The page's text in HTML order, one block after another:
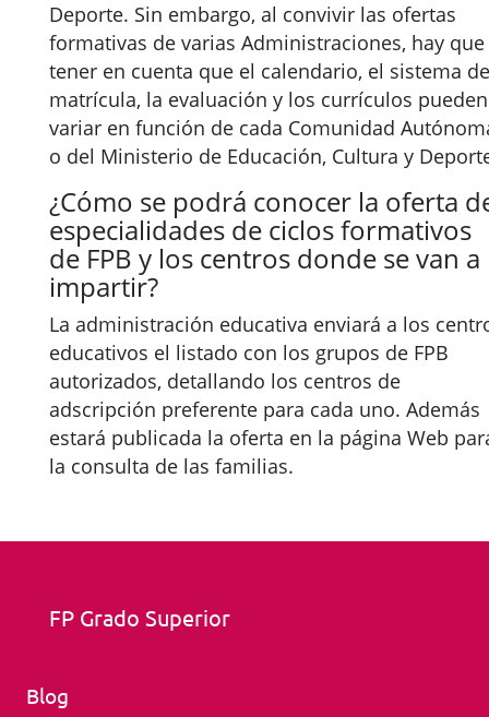
Deporte. Sin embargo, al convivir las ofertas
formativas de varias Administraciones, hay que
tener en cuenta que el calendario, el sistema de
matrícula, la evaluación y los currículos pueden
variar en función de cada Comunidad
o del Ministerio de Educación, Cultura y
¿Cómo se podrá conocer la oferta
especialidades de ciclos formativos
de FPB y los centros donde se van a
impartir?
La administración educativa enviará a los
educativos el listado con los grupos de FPB
autorizados, detallando los centros de
adscripción preferente para cada uno. Además
estará publicada la oferta en la página Web
la consulta de las familias.
FP Grado Superior
Blog